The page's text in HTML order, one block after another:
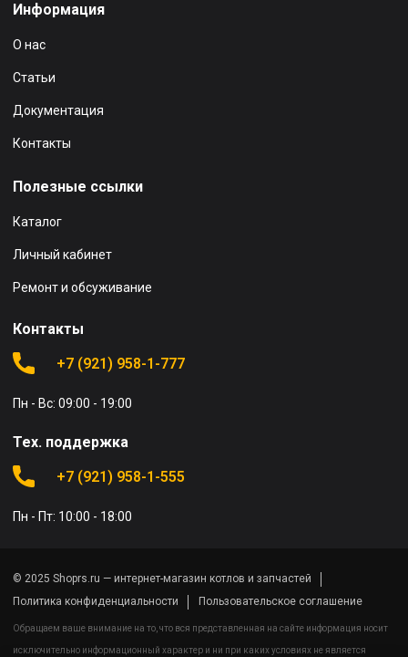
Информация
О нас
Статьи
Документация
Контакты
Полезные ссылки
Каталог
Личный кабинет
Ремонт и обсуживание
Контакты
+7 (921) 958-1-777
Пн - Вс: 09:00 - 19:00
Тех. поддержка
+7 (921) 958-1-555
Пн - Пт: 10:00 - 18:00
© 2025 Shoprs.ru — интернет-магазин котлов и запчастей
Политика конфиденциальности
Пользовательское соглашение
Обращаем ваше внимание на то, что вся представленная на сайте информация носит
исключительно информационный характер и ни при каких условиях не является